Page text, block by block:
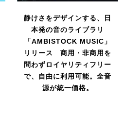
静けさをデザインする、日
本発の音のライブラリ
「AMBISTOCK MUSIC」
リリース 商用・非商用を
問わずロイヤリティフリー
で、自由に利用可能。全音
源が統一価格。